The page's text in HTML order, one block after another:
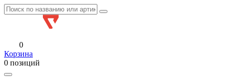
0
Корзина
0 позиций